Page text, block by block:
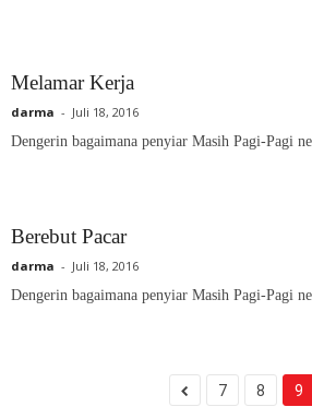
Melamar Kerja
darma - Juli 18, 2016
Dengerin bagaimana penyiar Masih Pagi-Pagi
Berebut Pacar
darma - Juli 18, 2016
Dengerin bagaimana penyiar Masih Pagi-Pagi
7 8 9